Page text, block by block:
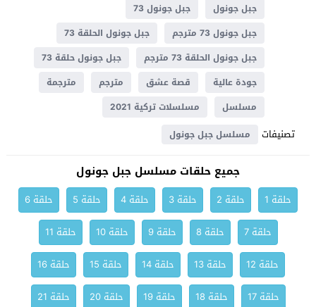
جبل جونول
جبل جونول 73
جبل جونول 73 مترجم
جبل جونول الحلقة 73
جبل جونول الحلقة 73 مترجم
جبل جونول حلقة 73
جودة عالية
قصة عشق مترجم
مترجمة
مسلسل
مسلسلات تركية 2021
تصنيفات مسلسل جبل جونول
جميع حلقات مسلسل جبل جونول
حلقة 1 حلقة 2 حلقة 3 حلقة 4 حلقة 5
حلقة 6
حلقة 7
حلقة 8 حلقة 9 حلقة 10
حلقة 11
حلقة 12
حلقة 13 حلقة 14 حلقة 15
حلقة 16
حلقة 17
حلقة 18 حلقة 19 حلقة 20
حلقة 21